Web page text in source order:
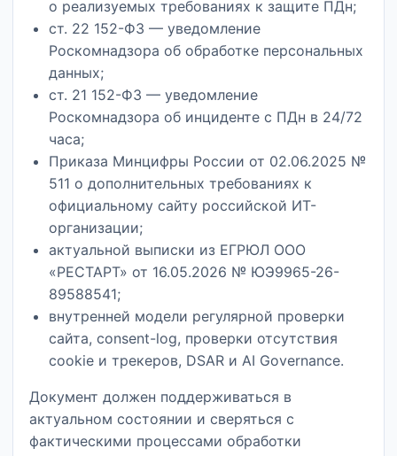
о реализуемых требованиях к защите ПДн;
ст. 22 152-ФЗ — уведомление
Роскомнадзора об обработке персональных
данных;
ст. 21 152-ФЗ — уведомление
Роскомнадзора об инциденте с ПДн в 24/72
часа;
Приказа Минцифры России от 02.06.2025 №
511 о дополнительных требованиях к
официальному сайту российской ИТ-
организации;
актуальной выписки из ЕГРЮЛ ООО
«РЕСТАРТ» от 16.05.2026 № ЮЭ9965-26-
89588541;
внутренней модели регулярной проверки
сайта, consent-log, проверки отсутствия
cookie и трекеров, DSAR и AI Governance.
Документ должен поддерживаться в
актуальном состоянии и сверяться с
фактическими процессами обработки